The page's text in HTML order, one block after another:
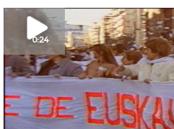
0:24